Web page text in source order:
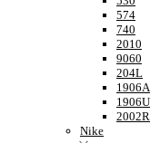
574
740
2010
9060
204L
1906A
1906U
2002R
Nike